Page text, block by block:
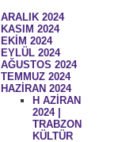
ARALIK 2024
KASIM 2024
EKİM 2024
EYLÜL 2024
AĞUSTOS 2024
TEMMUZ 2024
HAZİRAN 2024
H AZİRAN
2024 |
TRABZON
KÜLTÜR